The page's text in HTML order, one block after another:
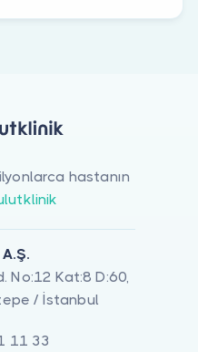
hastanın
No:12 Kat:8 D:60,
/ İstanbul
11 33